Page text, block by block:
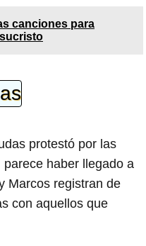
canciones para
protestó por las
haber llegado a
Marcos registran de
con aquellos que